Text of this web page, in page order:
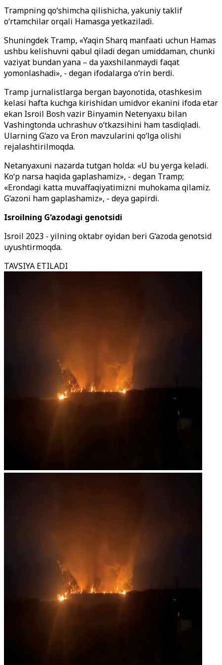
Trampning qo‘shimcha qilishicha, yakuniy taklif
o‘rtamchilar orqali Hamasga yetkaziladi.
Shuningdek Tramp, «Yaqin Sharq manfaati uchun Hamas
ushbu kelishuvni qabul qiladi degan umiddaman, chunki
vaziyat bundan yana – da yaxshilanmaydi faqat
yomonlashadi», - degan ifodalarga o‘rin berdi.
Tramp jurnalistlarga bergan bayonotida, otashkesim
kelasi hafta kuchga kirishidan umidvor ekanini ifoda etar
ekan Isroil Bosh vazir Binyamin Netenyaxu bilan
Vashingtonda uchrashuv o‘tkazsihini ham tasdiqladi.
Ularning G‘azo va Eron mavzularini qo‘lga olishi
rejalashtirilmoqda.
Netanyaxuni nazarda tutgan holda: «U bu yerga keladi.
Ko‘p narsa haqida gaplashamiz», - degan Tramp;
«Erondagi katta muvaffaqiyatimizni muhokama qilamiz.
G‘azoni ham gaplashamiz», - deya gapirdi.
Isroilning G‘azodagi genotsidi
Isroil 2023 - yilning oktabr oyidan beri G‘azoda genotsid
uyushtirmoqda.
TAVSIYA ETILADI